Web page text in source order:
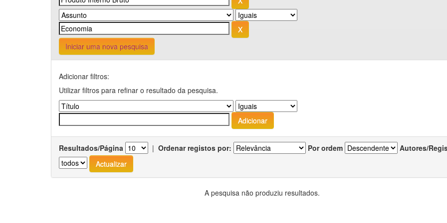
Iniciar uma nova pesquisa
Adicionar filtros:
Utilizar filtros para refinar o resultado da pesquisa.
Resultados/Página | Ordenar registos por: Por ordem Autores/
A pesquisa não produziu resultados.